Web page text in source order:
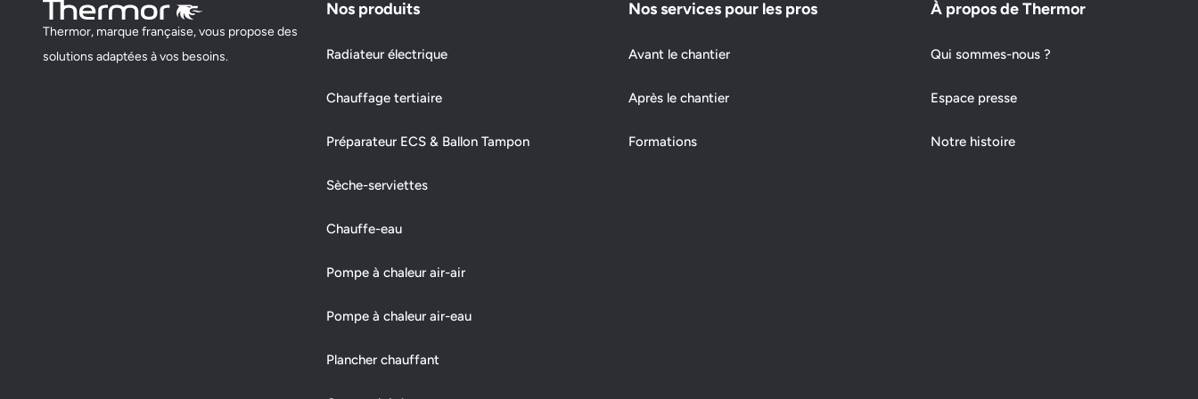
ZGIRCIBABA IGOR
Thermor, marque française, vous propose des
solutions adaptées à vos besoins.
Nos produits
Radiateur électrique
Chauffage tertiaire
Préparateur ECS & Ballon Tampon
Sèche-serviettes
Chauffe-eau
Pompe à chaleur air-air
Pompe à chaleur air-eau
Plancher chauffant
Nos services pour les pros
Avant le chantier
Après le chantier
Formations
À propos de Thermor
Qui sommes-nous ?
Espace presse
Notre histoire